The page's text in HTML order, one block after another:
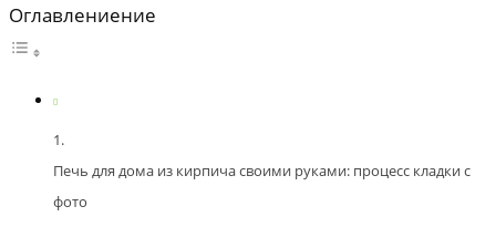
Оглавлениение
Печь для дома из кирпича своими руками: процесс кладки с
фото